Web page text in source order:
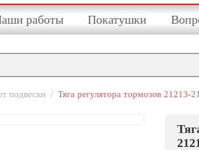
работы Покатушки
подвески / Тяга регулятора тормозов 21213-